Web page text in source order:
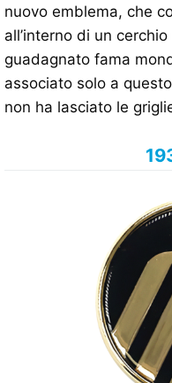
nuovo emblema, che
all’interno di un
guadagnato fama
associato solo a
non ha lasciato le